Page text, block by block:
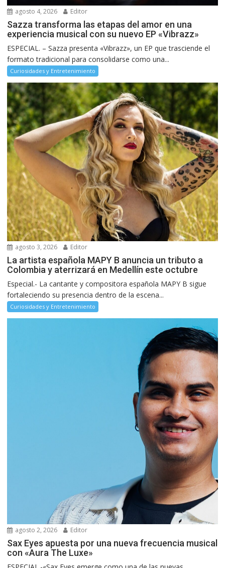
agosto 4, 2026 Editor
Sazza transforma las etapas del amor en una
experiencia musical con su nuevo EP «Vibrazz»
ESPECIAL. – Sazza presenta «Vibrazz», un EP que trasciende el
formato tradicional para consolidarse como una...
Curiosidades y Entretenimiento
agosto 3, 2026 Editor
La artista española MAPY B anuncia un tributo a
Colombia y aterrizará en Medellín este octubre
Especial.- La cantante y compositora española MAPY B sigue
fortaleciendo su presencia dentro de la escena...
Curiosidades y Entretenimiento
agosto 2, 2026 Editor
Sax Eyes apuesta por una nueva frecuencia musical
con «Aura The Luxe»